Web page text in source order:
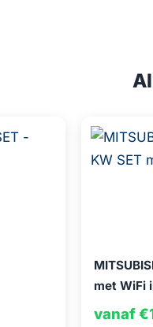
met WiFi
vanaf